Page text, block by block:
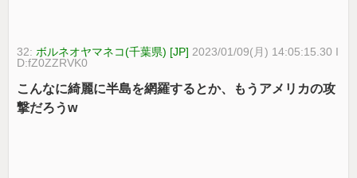
32: ボルネオヤマネコ(千葉県) [JP] 2023/01/09(月) 14:05:15.30 I
D:fZ0ZZRVK0
こんなに綺麗に半島を網羅するとか、もうアメリカの攻
撃だろうw